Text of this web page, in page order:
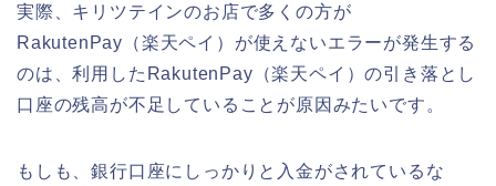
実際、キリツテインのお店で多くの方が
RakutenPay（楽天ペイ）が使えないエラーが発生する
のは、利用したRakutenPay（楽天ペイ）の引き落とし
口座の残高が不足していることが原因みたいです。
もしも、銀行口座にしっかりと入金がされているな